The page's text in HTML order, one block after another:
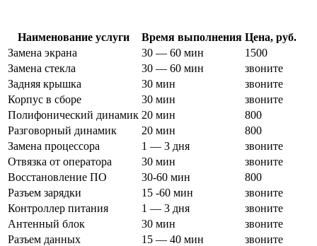
Наименование услуги Время выполнения Цена, руб.
Замена экрана
30 — 60 мин
1500
Замена стекла
30 — 60 мин
звоните
Задняя крышка
30 мин
звоните
Корпус в сборе
30 мин
звоните
Полифонический динамик 20 мин
800
Разговорный динамик
20 мин
800
Замена процессора
1 — 3 дня
звоните
Отвязка от оператора
30 мин
звоните
Восстановление ПО
30-60 мин
800
Разъем зарядки
15 -60 мин
звоните
Контроллер питания
1 — 3 дня
звоните
Антенный блок
30 мин
звоните
Разъем данных
15 — 40 мин
звоните